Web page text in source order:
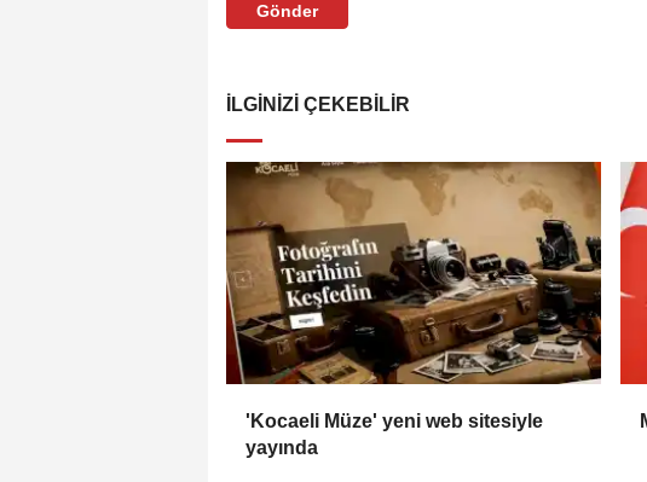
Gönder
İLGINIZI ÇEKEBILIR
'Kocaeli Müze' yeni web sitesiyle
yayında